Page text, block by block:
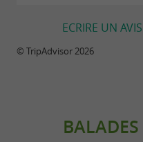
ECRIRE UN AVIS
© TripAdvisor 2026
BALADES